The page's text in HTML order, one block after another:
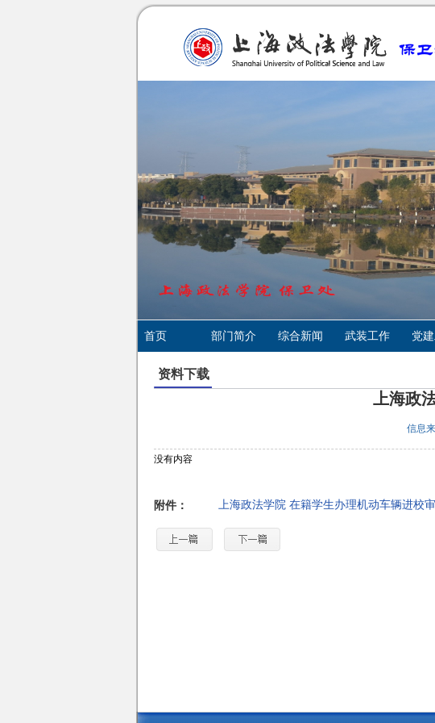
首页 部门简介 综合新闻 武装工作 党
资料下载
上海政
信息
没有内容
附件： 上海政法学院 在籍学生办理机动车辆进校